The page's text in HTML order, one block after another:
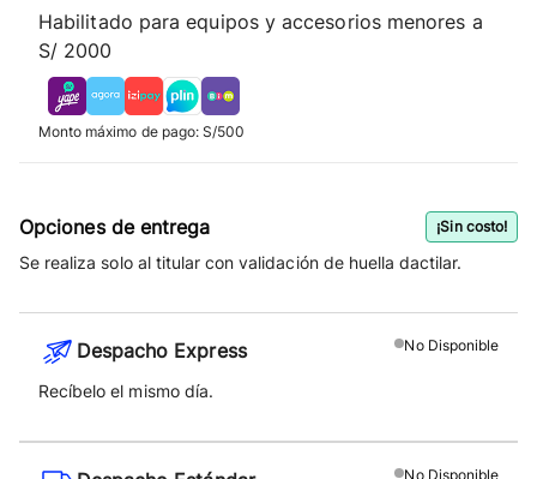
Habilitado para equipos y accesorios menores a
S/ 2000
Monto máximo de pago: S/500
Opciones de entrega ¡Sin costo!
Se realiza solo al titular con validación de huella dactilar.
No Disponible
Despacho Express
Recíbelo el mismo día.
No Disponible